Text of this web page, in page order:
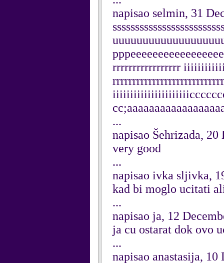
napisao selmin, 31
rrrrrrrrrrrrrrrrr
...
napisao Šehrizada, 20
very good
...
napisao ivka sljivka,
kad bi moglo ucitati
...
napisao ja, 12
ja cu ostarat dok ovo
...
napisao anastasija, 10